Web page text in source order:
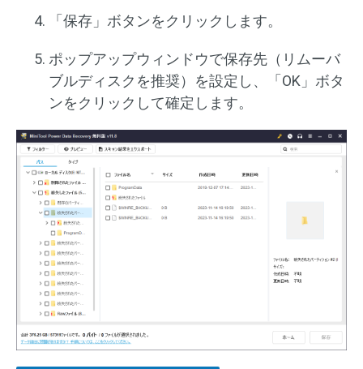
「保存」ボタンをクリックします。
ポップアップウィンドウで保存先（リムーバ
ブルディスクを推奨）を設定し、「OK」ボタ
ンをクリックして確定します。